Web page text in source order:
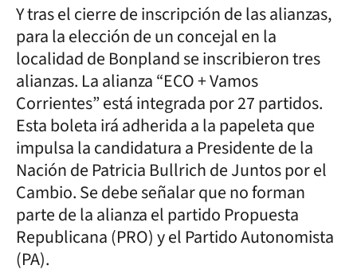
Y tras el cierre de inscripción de las alianzas,
para la elección de un concejal en la
localidad de Bonpland se inscribieron tres
alianzas. La alianza “ECO + Vamos
Corrientes” está integrada por 27 partidos.
Esta boleta irá adherida a la papeleta que
impulsa la candidatura a Presidente de la
Nación de Patricia Bullrich de Juntos por el
Cambio. Se debe señalar que no forman
parte de la alianza el partido Propuesta
Republicana (PRO) y el Partido Autonomista
(PA).